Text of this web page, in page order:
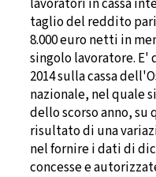
taglio del reddito
8.000 euro netti in
singolo lavoratore.
2014 sulla cassa
nazionale, nel quale
dello scorso anno,
risultato di una
nel fornire i dati di
concesse e